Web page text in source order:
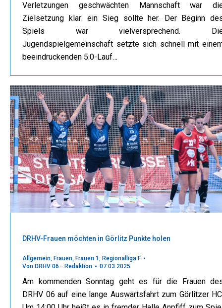
Verletzungen geschwächten Mannschaft war
Zielsetzung klar: ein Sieg sollte her. Der Beginn
Spiels war vielversprechend.
Jugendspielgemeinschaft setzte sich schnell mit
beeindruckenden 5:0-Lauf…
DRHV-Frauen möchten in Görlitz Punkte holen
Allgemein, Frauen, Frauen 1 , Regionalliga F
Von DRHV 06 - Redaktion 07.03.2025
Am kommenden Sonntag geht es für die Frauen
DRHV 06 auf eine lange Auswärtsfahrt zum Görlitzer